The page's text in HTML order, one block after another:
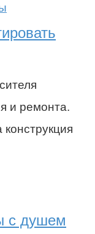
и ремонта.
с душем